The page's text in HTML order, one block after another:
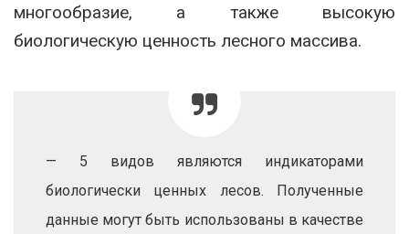
многообразие, а также высокую
биологическую ценность лесного массива.
— 5 видов являются индикаторами
биологически ценных лесов. Полученные
данные могут быть использованы в качестве